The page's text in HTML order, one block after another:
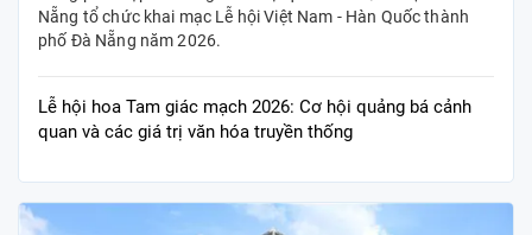
Nẵng tổ chức khai mạc Lễ hội Việt Nam - Hàn Quốc thành
phố Đà Nẵng năm 2026.
Lễ hội hoa Tam giác mạch 2026: Cơ hội quảng bá cảnh
quan và các giá trị văn hóa truyền thống